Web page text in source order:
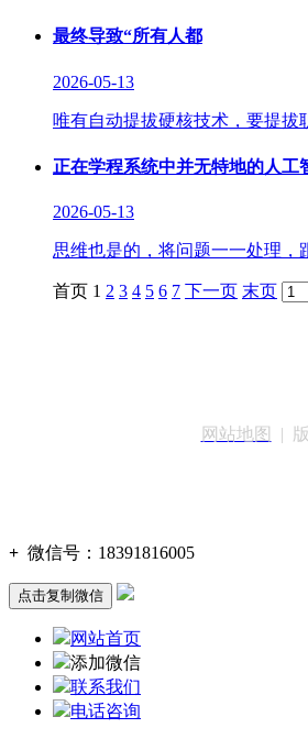
最终导致“所有人都
2026-05-13
唯有自动提拔硬核技术，要提
正在学程系统中并无特地的人工
2026-05-13
思维也是的，将问题一一处理
首页 1 2 3 4 5 6 7 下一页 末页
网站地图 |
+ 微信号： 18391816005
点击复制微信
网站首页
添加微信
联系我们
电话咨询